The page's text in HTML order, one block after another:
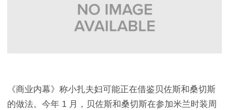
《商业内幕》称小扎夫妇可能正在借鉴贝佐斯和桑切斯
的做法。今年 1 月，贝佐斯和桑切斯在参加米兰时装周